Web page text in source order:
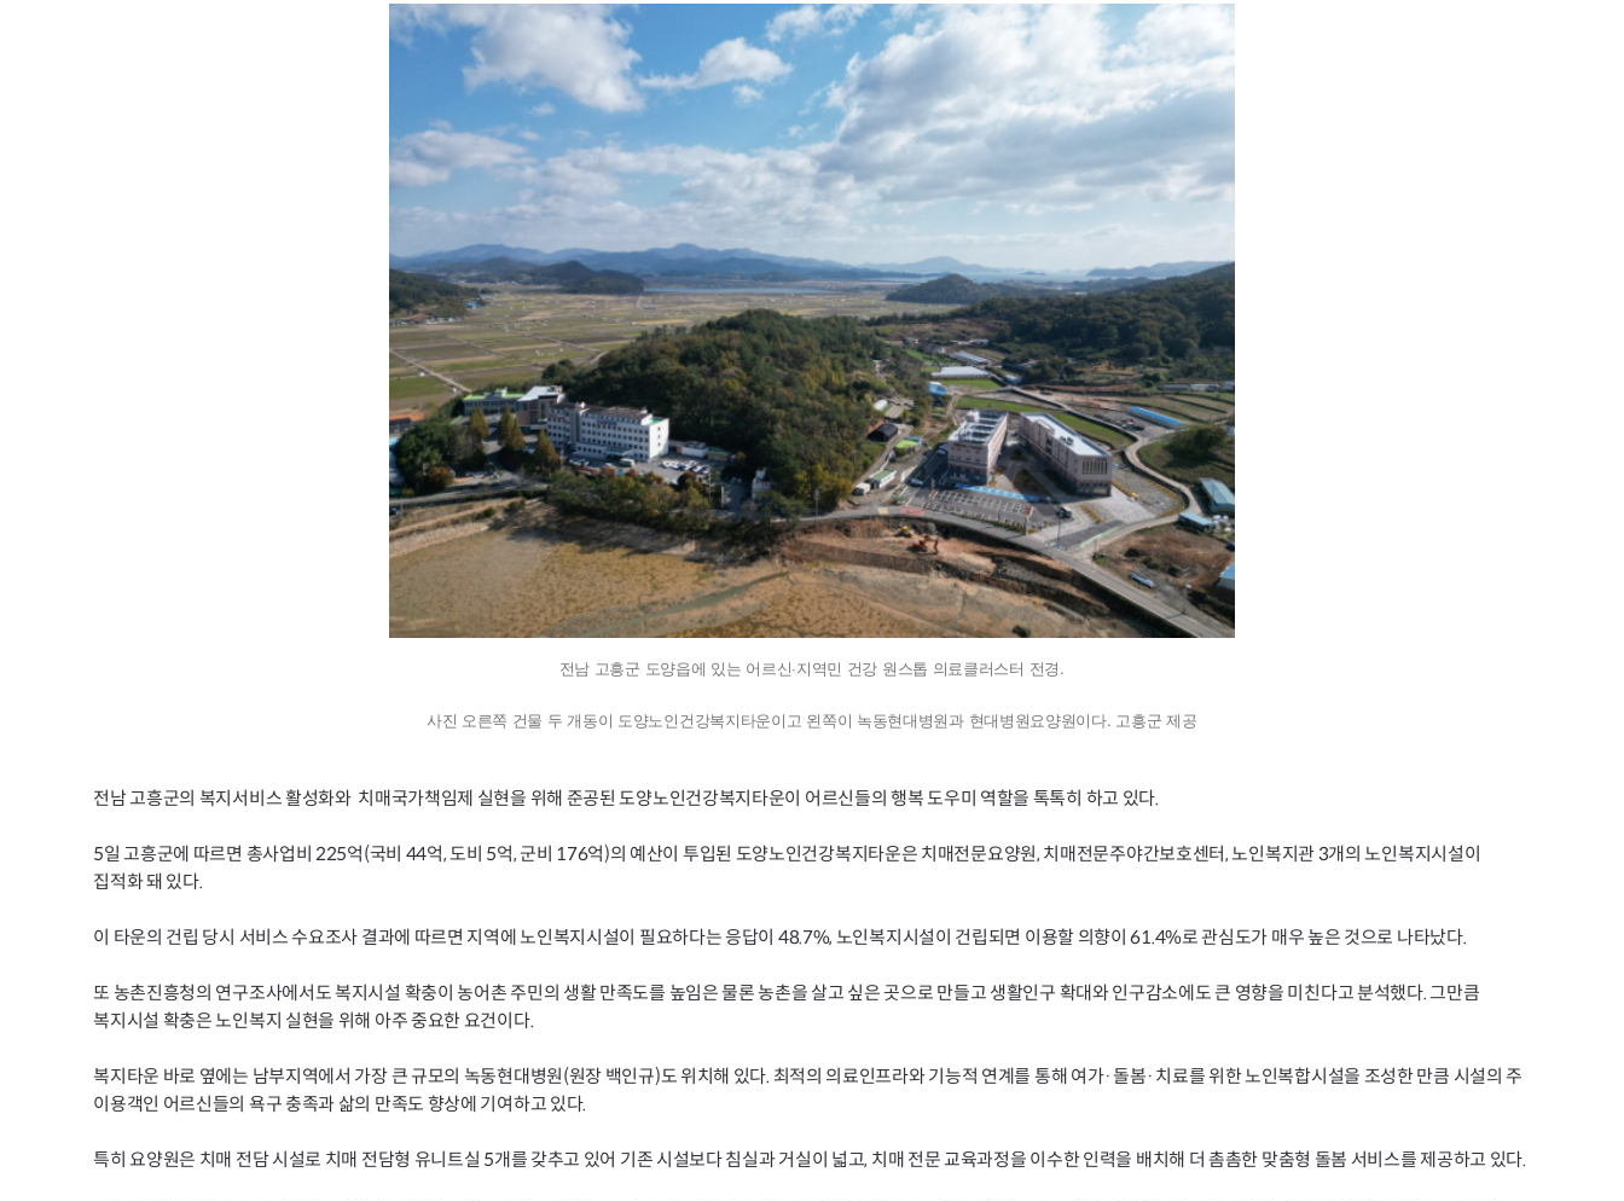
전남 고흥군 도양읍에 있는 어르신·지역민 건강 원스톱 의료클러스터 전경.
사진 오른쪽 건물 두 개동이 도양노인건강복지타운이고 왼쪽이 녹동현대병원과 현대병원요양원이다. 고흥군 제공
전남 고흥군의 복지서비스 활성화와 치매국가책임제 실현을 위해 준공된 도양노인건강복지타운이 어르신들의 행복 도우미 역할을 톡톡히 하고 있다.
5일 고흥군에 따르면 총사업비 225억(국비 44억, 도비 5억, 군비 176억)의 예산이 투입된 도양노인건강복지타운은 치매전문요양원, 치매전문주야간보호센터, 노인복지관 3개의 노인복지시설이
집적화 돼 있다.
이 타운의 건립 당시 서비스 수요조사 결과에 따르면 지역에 노인복지시설이 필요하다는 응답이 48.7%, 노인복지시설이 건립되면 이용할 의향이 61.4%로 관심도가 매우 높은 것으로 나타났다.
또 농촌진흥청의 연구조사에서도 복지시설 확충이 농어촌 주민의 생활 만족도를 높임은 물론 농촌을 살고 싶은 곳으로 만들고 생활인구 확대와 인구감소에도 큰 영향을 미친다고 분석했다. 그만큼
복지시설 확충은 노인복지 실현을 위해 아주 중요한 요건이다.
복지타운 바로 옆에는 남부지역에서 가장 큰 규모의 녹동현대병원(원장 백인규)도 위치해 있다. 최적의 의료인프라와 기능적 연계를 통해 여가·돌봄·치료를 위한 노인복합시설을 조성한 만큼 시설의 주
이용객인 어르신들의 욕구 충족과 삶의 만족도 향상에 기여하고 있다.
특히 요양원은 치매 전담 시설로 치매 전담형 유니트실 5개를 갖추고 있어 기존 시설보다 침실과 거실이 넓고, 치매 전문 교육과정을 이수한 인력을 배치해 더 촘촘한 맞춤형 돌봄 서비스를 제공하고 있다.